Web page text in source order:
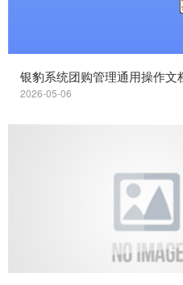
银豹系统团购管理通用操作文
2026-05-06